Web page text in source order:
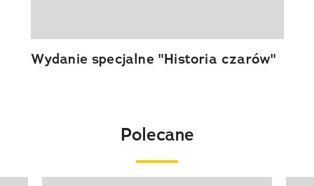
Wydanie specjalne "Historia czarów"
Polecane